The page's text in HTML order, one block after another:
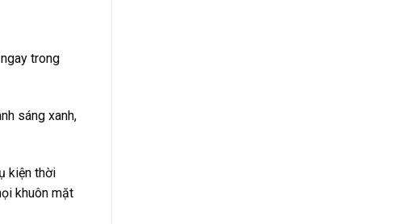
trong
sáng xanh,
kiện thời
khuôn mặt